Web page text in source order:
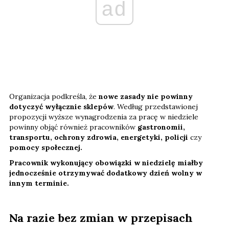
ad
Organizacja podkreśla, że nowe zasady nie powinny
dotyczyć wyłącznie sklepów. Według przedstawionej
propozycji wyższe wynagrodzenia za pracę w niedziele
powinny objąć również pracowników gastronomii,
transportu, ochrony zdrowia, energetyki, policji czy
pomocy społecznej.
Pracownik wykonujący obowiązki w niedzielę miałby
jednocześnie otrzymywać dodatkowy dzień wolny w
innym terminie.
Na razie bez zmian w przepisach